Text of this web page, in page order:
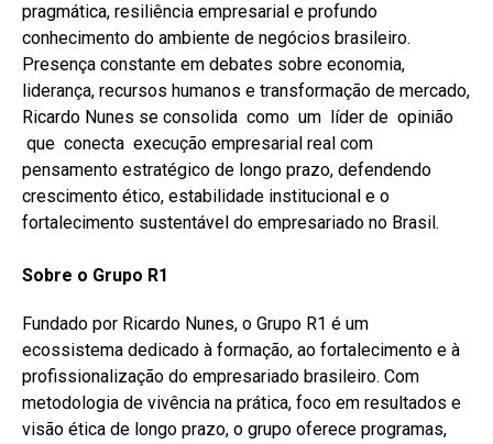
pragmática, resiliência empresarial e profundo
conhecimento do ambiente de negócios brasileiro.
Presença constante em debates sobre economia,
liderança, recursos humanos e transformação de mercado,
Ricardo Nunes se consolida como um líder de opinião
que conecta execução empresarial real com
pensamento estratégico de longo prazo, defendendo
crescimento ético, estabilidade institucional e o
fortalecimento sustentável do empresariado no Brasil.
Sobre o Grupo R1
Fundado por Ricardo Nunes, o Grupo R1 é um
ecossistema dedicado à formação, ao fortalecimento e à
profissionalização do empresariado brasileiro. Com
metodologia de vivência na prática, foco em resultados e
visão ética de longo prazo, o grupo oferece programas,